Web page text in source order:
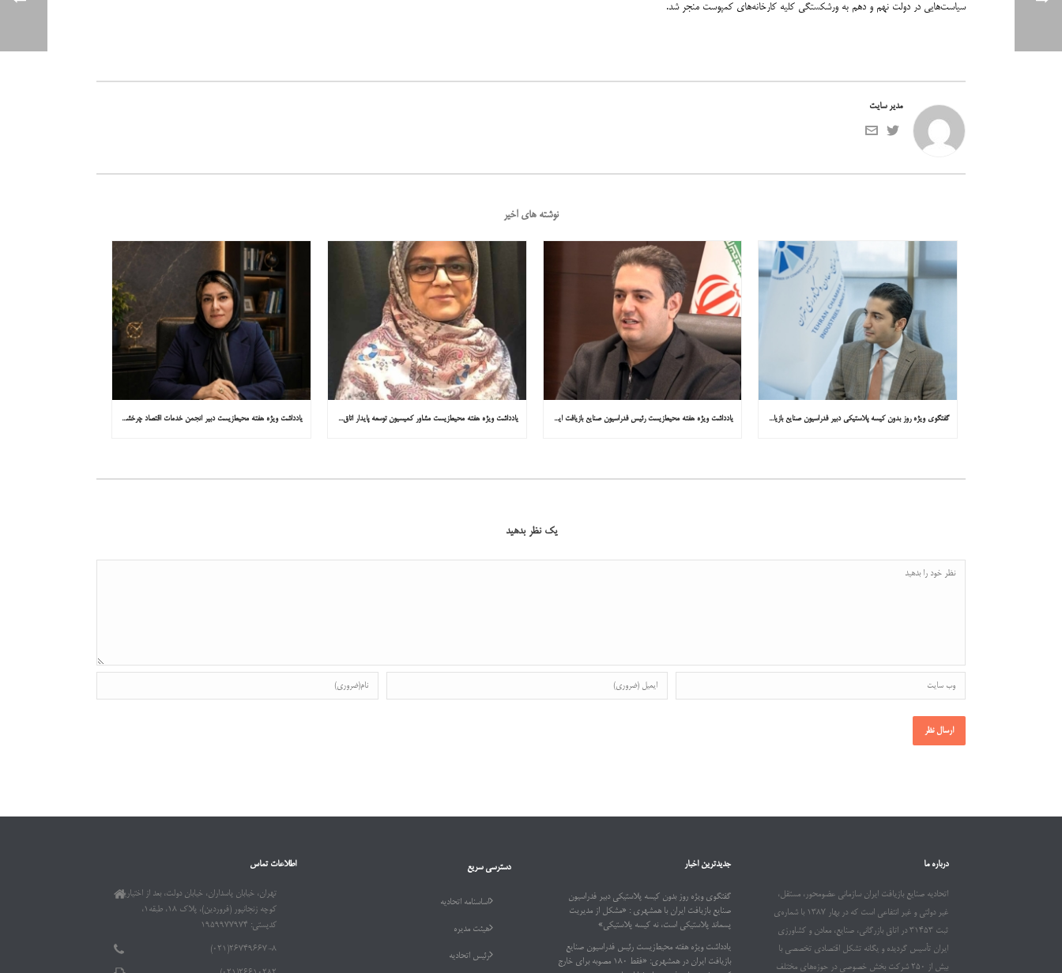
سیاست‌هایی در دولت نهم و دهم به ورشکستگی کلیه کارخانه‌های کمپوست منجر شد.
مدیر سایت
نوشته های اخیر
گفتگوی ویژه روز بدون کیسه پلاستیکی دبیر فدراسیون صنایع بازیافت ایران با همشهری : «مشکل از مدیریت پسماند پلاستیکی است، نه کیسه پلاستیکی» یادداشت ویژه هفته محیط‌زیست رئیس فدراسیون صنایع بازیافت ایران در همشهری: «فقط ۱۸۰ مصوبه برای خارج کردن خودروهای فرسوده از خیابان‌ها» یادداشت ویژه هفته محیط‌زیست مشاور کمیسیون توسعه پایدار اتاق ایران در همشهری: «روایت میناب را به کاپ ۳۱ ببریم» یادداشت ویژه هفته محیط‌زیست دبیر انجمن خدمات اقتصاد چرخشی در همشهری: «چرا معادن جدید جهان زیر زمین نیستند؟»
یک نظر بدهید
اطلاعات تماس
تهران، خیابان پاسداران، خیابان دولت، بعد از اختیاریه،
کوچه زنجانپور (فروردین)، پلاک ۱۸، طبقه۱،
کدپستی: ۱۹۵۹۹۷۷۹۷۴
۲۶۷۴۹۶۶۷-۸(۰۲۱)
دسترسی سریع
اساسنامه اتحادیه
هیئت مدیره
رئیس اتحادیه
جدیدترین اخبار
گفتگوی ویژه روز بدون کیسه پلاستیکی دبیر فدراسیون
صنایع بازیافت ایران با همشهری : «مشکل از مدیریت
پسماند پلاستیکی است، نه کیسه پلاستیکی»
یادداشت ویژه هفته محیط‌زیست رئیس فدراسیون صنایع
بازیافت ایران در همشهری: «فقط ۱۸۰ مصوبه برای خارج
درباره ما
اتحادیه صنایع بازیافت ایران سازمانی عضومحور، مستقل،
غیر دولتی و غیر انتفاعی است که در بهار ۱۳۸۷ با شماره‌ی
ثبت ۳۱۴۵۳ در اتاق بازرگانی، صنایع، معادن و کشاورزی
ایران تأسیس گردیده و یگانه تشکل اقتصادی تخصصی با
بیش از ۲۵۰ شرکت بخش خصوصی در حوزه‌های مختلف